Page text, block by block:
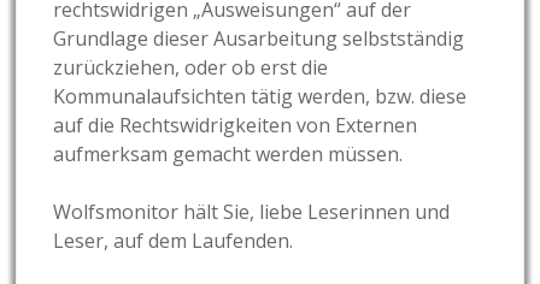
rechtswidrigen „Ausweisungen“ auf der
Grundlage dieser Ausarbeitung selbstständig
zurückziehen, oder ob erst die
Kommunalaufsichten tätig werden, bzw. diese
auf die Rechtswidrigkeiten von Externen
aufmerksam gemacht werden müssen.
Wolfsmonitor hält Sie, liebe Leserinnen und
Leser, auf dem Laufenden.